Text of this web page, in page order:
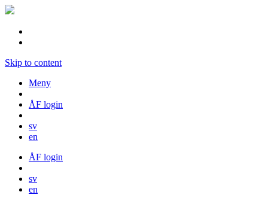
Skip to content
Meny
ÅF login
sv
en
ÅF login
sv
en